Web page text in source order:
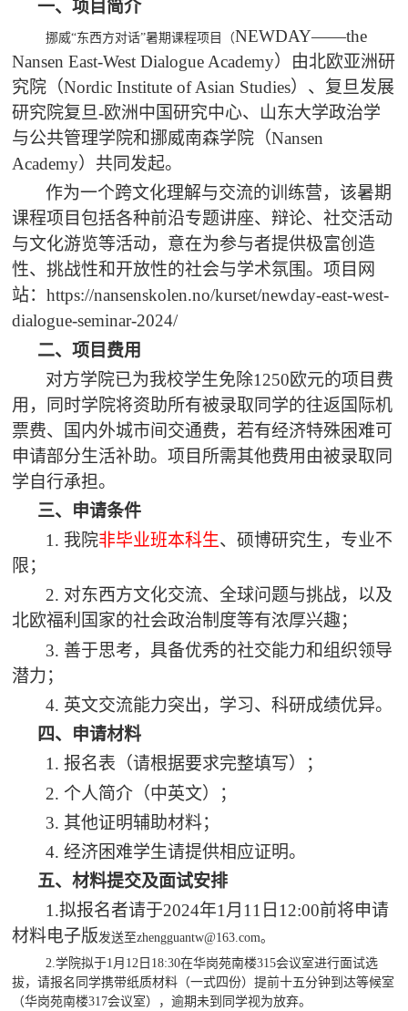
一、项目简介
挪威“东西方对话”暑期课程项目（NEWDAY——the
Nansen East-West Dialogue Academy）由北欧亚洲研
究院（Nordic Institute of Asian Studies）、复旦发展
研究院复旦-欧洲中国研究中心、山东大学政治学
与公共管理学院和挪威南森学院（Nansen
Academy）共同发起。
作为一个跨文化理解与交流的训练营，该暑期
课程项目包括各种前沿专题讲座、辩论、社交活动
与文化游览等活动，意在为参与者提供极富创造
性、挑战性和开放性的社会与学术氛围。项目网
站：https://nansenskolen.no/kurset/newday-east-west-
dialogue-seminar-2024/
二、项目费用
对方学院已为我校学生免除1250欧元的项目费
用，同时学院将资助所有被录取同学的往返国际机
票费、国内外城市间交通费，若有经济特殊困难可
申请部分生活补助。项目所需其他费用由被录取同
学自行承担。
三、 申请条件
1. 我院非毕业班本科生、硕博研究生，专业不
限；
2. 对东西方文化交流、全球问题与挑战，以及
北欧福利国家的社会政治制度等有浓厚兴趣；
3. 善于思考，具备优秀的社交能力和组织领导
潜力；
4. 英文交流能力突出，学习、科研成绩优异。
四、 申请材料
1. 报名表（请根据要求完整填写）；
2. 个人简介（中英文）；
3. 其他证明辅助材料；
4. 经济困难学生请提供相应证明。
五、材料提交及面试安排
1.拟报名者请于2024年1月 11日12:00前将申请
材料电子版发送至zhengguantw@163.com。
2.学院拟于1月12日18:30在华岗苑南楼315会议室进行面试选
拔，请报名同学携带纸质材料（一式四份）提前十五分钟到达等候室
（华岗苑南楼317会议室），逾期未到同学视为放弃。